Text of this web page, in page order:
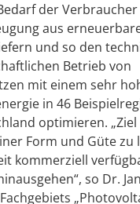
der
aus
und so den
Betrieb von
mit einem sehr
in 46
optimieren. „Ziel
Form und Güte zu
kommerziell
so Dr.